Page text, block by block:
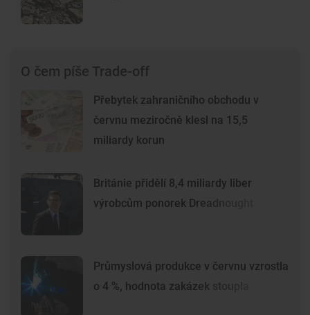
O čem píše Trade-off
Přebytek zahraničního obchodu v
červnu meziročně klesl na 15,5
miliardy korun
Británie přidělí 8,4 miliardy liber
výrobcům ponorek Dreadnought
Průmyslová produkce v červnu vzrostla
o 4 %, hodnota zakázek stoupla